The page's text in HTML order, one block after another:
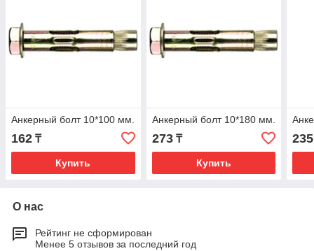
Анкерный болт 10*100 мм.
162 ₸
Купить
Анкерный болт 10*180 мм.
273₸
Купить
235
О нас
Рейтинг не сформирован
Менее 5 отзывов за последний год